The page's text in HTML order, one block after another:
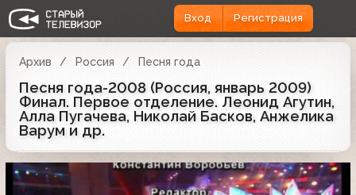
Вход Регистрация
Архив Россия Песня года
Песня года-2008 (Россия, январь 2009)
Финал. Первое отделение. Леонид Агутин,
Алла Пугачева, Николай Басков, Анжелика
Варум и др.